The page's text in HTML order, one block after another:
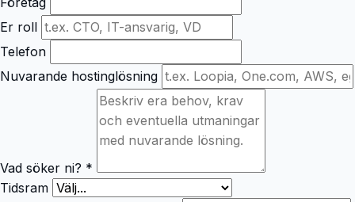
Er roll
Telefon
Nuvarande hostinglösning
Vad söker ni? *
Tidsram